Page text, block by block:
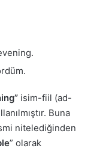
isim-fiil (ad-
Buna
nitelediğinden
” olarak